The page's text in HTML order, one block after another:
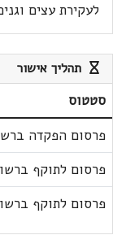
לעקירת עצים
תהליך אישור
סטטוס
פרסום הפקדה
פרסום לתוקף
פרסום לתוקף